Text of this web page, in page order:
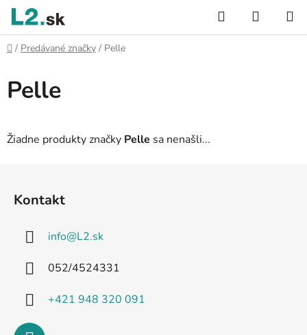
Prejsť
obsah
Hľadať
KOŠÍK
Domov
/ Predávané značky / Pelle
Pelle
Žiadne produkty značky Pelle sa nenašli...
Kontakt
info@L2.sk
052/4524331
+421 948 320 091